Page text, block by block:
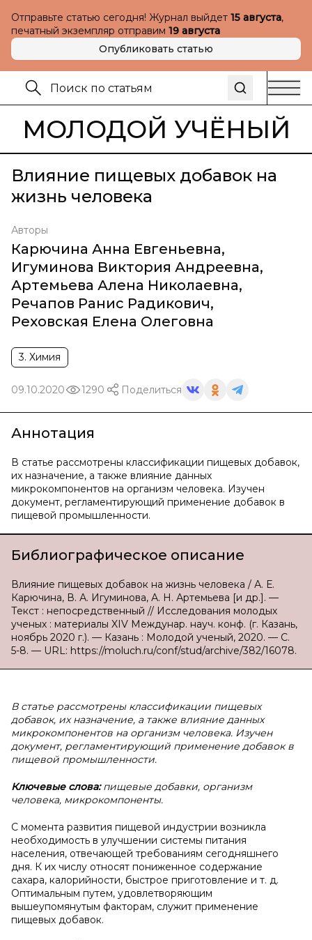
Отправьте статью сегодня! Журнал выйдет 15 августа,
печатный экземпляр отправим 19 августа
Опубликовать статью
МОЛОДОЙ УЧЁНЫЙ
Влияние пищевых добавок на
жизнь человека
Авторы
Карючина Анна Евгеньевна,
Игуминова Виктория Андреевна,
Артемьева Алена Николаевна,
Речапов Ранис Радикович,
Реховская Елена Олеговна
3. Химия
09.10.2020 1290 Поделиться
Аннотация
В статье рассмотрены классификации пищевых добавок,
их назначение, а также влияние данных
микрокомпонентов на организм человека. Изучен
документ, регламентирующий применение добавок в
пищевой промышленности.
Библиографическое описание
Влияние пищевых добавок на жизнь человека / А. Е.
Карючина, В. А. Игуминова, А. Н. Артемьева [и др.]. —
Текст : непосредственный // Исследования молодых
ученых : материалы XIV Междунар. науч. конф. (г. Казань,
ноябрь 2020 г.). — Казань : Молодой ученый, 2020. — С.
5-8. — URL: https://moluch.ru/conf/stud/archive/382/16078.
В статье рассмотрены классификации пищевых
добавок, их назначение, а также влияние данных
микрокомпонентов на организм человека. Изучен
документ, регламентирующий применение добавок в
пищевой промышленности.
Ключевые слова:пищевые добавки, организм
человека, микрокомпоненты.
С момента развития пищевой индустрии возникла
необходимость в улучшении системы питания
населения, отвечающей требованиям сегодняшнего
дня. К их числу относят пониженное содержание
сахара, калорийности, быстрое приготовление и т. д.
Оптимальным путем, удовлетворяющим
вышеупомянутым факторам, служит применение
пищевых добавок.